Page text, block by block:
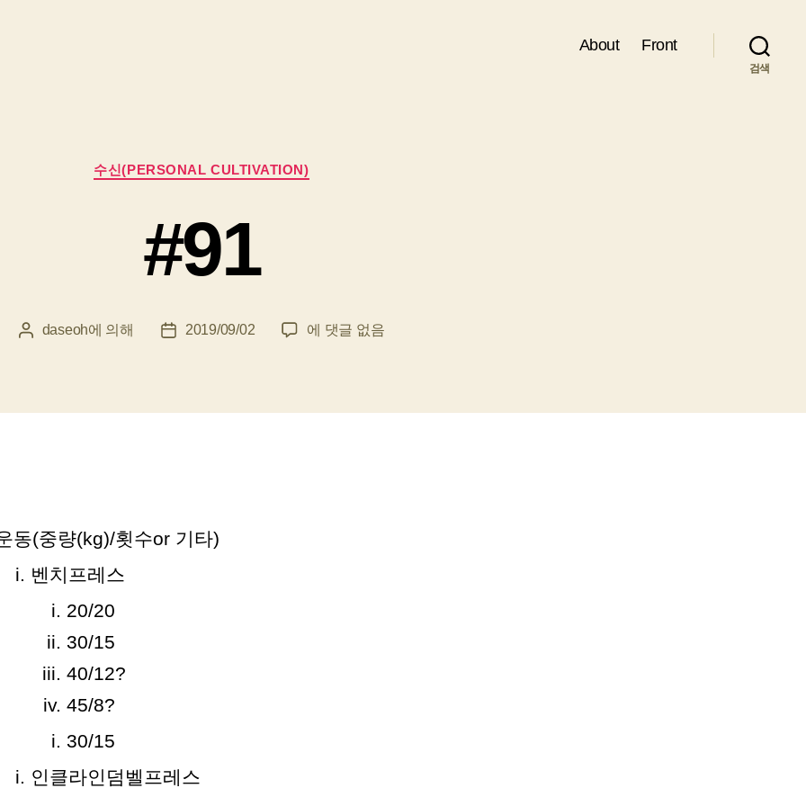
About Front
검색
카
테
리
수신(PERSONAL CULTIVATION)
#91
게
성
daseoh에 의해
게
짜
2019/09/02 #91
에 댓글 없음
동(중량(kg)/횟수or 기타)
벤치프레스
20/20
30/15
40/12?
45/8?
30/15
인클라인덤벨프레스